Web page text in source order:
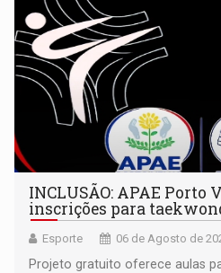
INCLUSÃO: APAE Porto
inscrições para
Esporte 06 de Agosto de
Projeto gratuito oferece aulas